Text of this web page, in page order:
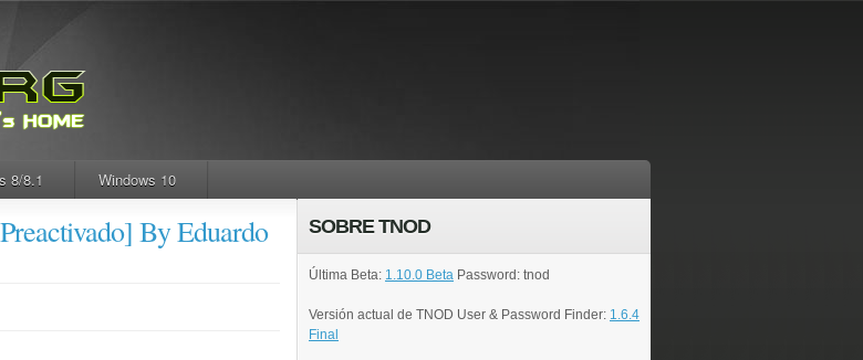
8/8.1 Windows 10
By Eduardo
SOBRE TNOD
Última Beta: 1.10.0 Beta Password: tnod
Versión actual de TNOD User & Password Finder: 1.6.4
Final